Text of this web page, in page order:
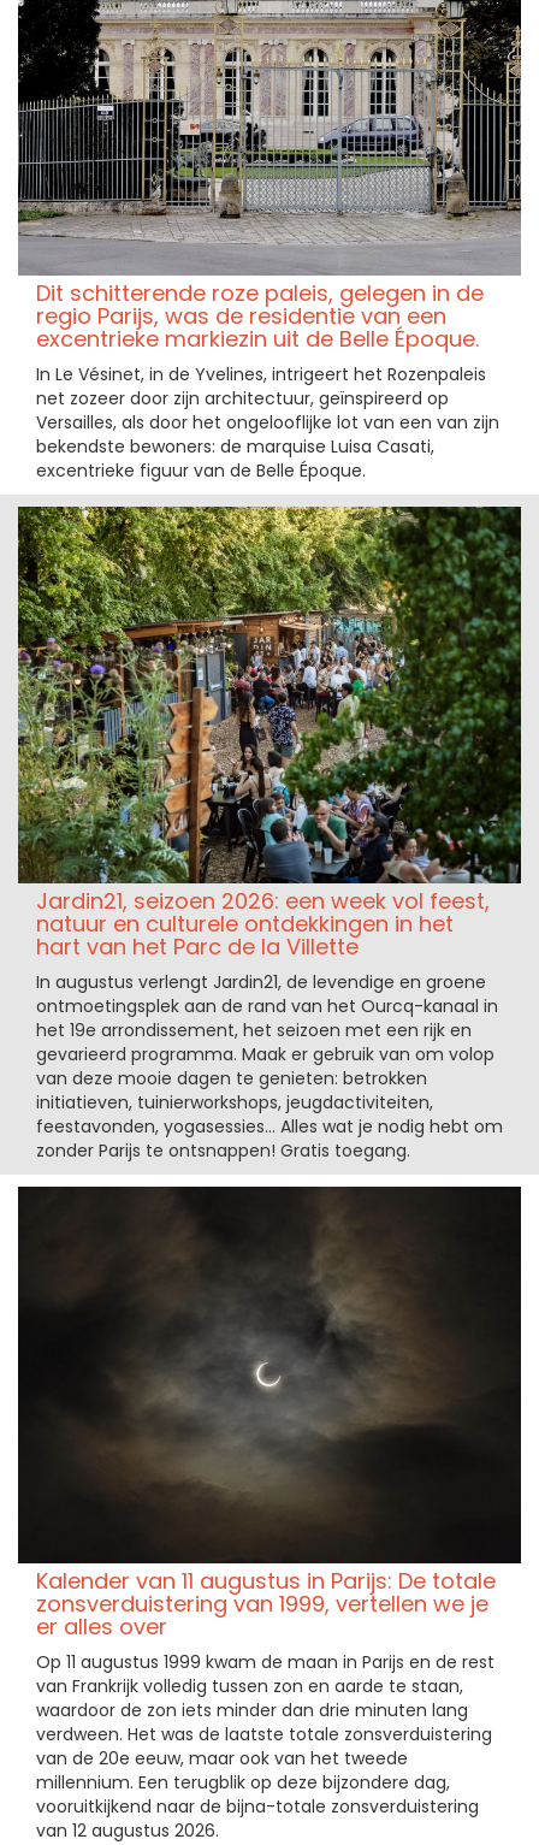
Dit schitterende roze paleis, gelegen in de
regio Parijs, was de residentie van een
excentrieke markiezin uit de Belle Époque.
In Le Vésinet, in de Yvelines, intrigeert het Rozenpaleis
net zozeer door zijn architectuur, geïnspireerd op
Versailles, als door het ongelooflijke lot van een van zijn
bekendste bewoners: de marquise Luisa Casati,
excentrieke figuur van de Belle Époque.
Jardin21, seizoen 2026: een week vol feest,
natuur en culturele ontdekkingen in het
hart van het Parc de la Villette
In augustus verlengt Jardin21, de levendige en groene
ontmoetingsplek aan de rand van het Ourcq-kanaal in
het 19e arrondissement, het seizoen met een rijk en
gevarieerd programma. Maak er gebruik van om volop
van deze mooie dagen te genieten: betrokken
initiatieven, tuinierworkshops, jeugdactiviteiten,
feestavonden, yogasessies… Alles wat je nodig hebt om
zonder Parijs te ontsnappen! Gratis toegang.
Kalender van 11 augustus in Parijs: De totale
zonsverduistering van 1999, vertellen we je
er alles over
Op 11 augustus 1999 kwam de maan in Parijs en de rest
van Frankrijk volledig tussen zon en aarde te staan,
waardoor de zon iets minder dan drie minuten lang
verdween. Het was de laatste totale zonsverduistering
van de 20e eeuw, maar ook van het tweede
millennium. Een terugblik op deze bijzondere dag,
vooruitkijkend naar de bijna-totale zonsverduistering
van 12 augustus 2026.